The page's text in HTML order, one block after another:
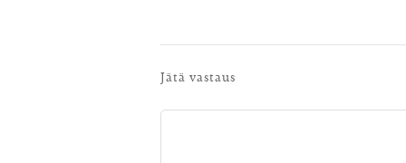
Jätä vastaus